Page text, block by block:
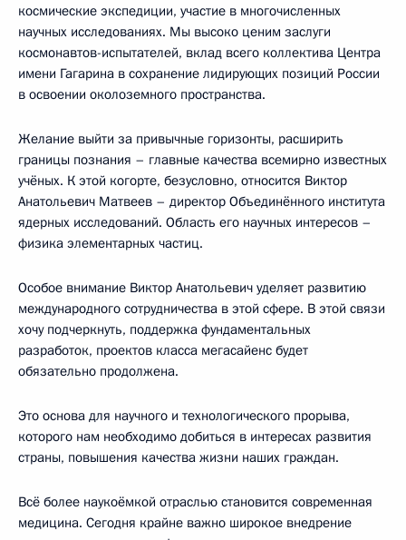
космические экспедиции, участие в многочисленных
научных исследованиях. Мы высоко ценим заслуги
космонавтов-испытателей, вклад всего коллектива Центра
имени Гагарина в сохранение лидирующих позиций России
в освоении околоземного пространства.
Желание выйти за привычные горизонты, расширить
границы познания – главные качества всемирно известных
учёных. К этой когорте, безусловно, относится Виктор
Анатольевич Матвеев – директор Объединённого института
ядерных исследований. Область его научных интересов –
физика элементарных частиц.
Особое внимание Виктор Анатольевич уделяет развитию
международного сотрудничества в этой сфере. В этой связи
хочу подчеркнуть, поддержка фундаментальных
разработок, проектов класса мегасайенс будет
обязательно продолжена.
Это основа для научного и технологического прорыва,
которого нам необходимо добиться в интересах развития
страны, повышения качества жизни наших граждан.
Всё более наукоёмкой отраслью становится современная
медицина. Сегодня крайне важно широкое внедрение